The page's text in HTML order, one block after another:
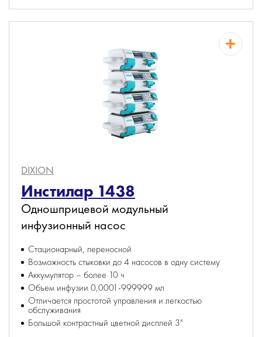
DIXION
Инстилар 1438
Одношприцевой модульный
инфузионный насос
Стационарный, переносной
Возможность стыковки до 4 насосов в одну систему
Аккумулятор – более 10 ч
Объем инфузии 0,0001-999999 мл
Отличается простотой управления и легкостью
обслуживания
Большой контрастный цветной дисплей 3"